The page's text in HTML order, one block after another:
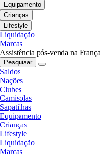
Equipamento
Crianças
Lifestyle
Liquidação
Marcas
Assistência pós-venda na França
Pesquisar
Saldos
Nações
Clubes
Camisolas
Sapatilhas
Equipamento
Crianças
Lifestyle
Liquidação
Marcas